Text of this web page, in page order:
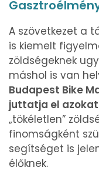
A szövetkezet a
is kiemelt
zöldségeknek
máshol is van
Budapest Bike
juttatja el
„tökéletlen”
finomságként
segítséget is
élőknek.